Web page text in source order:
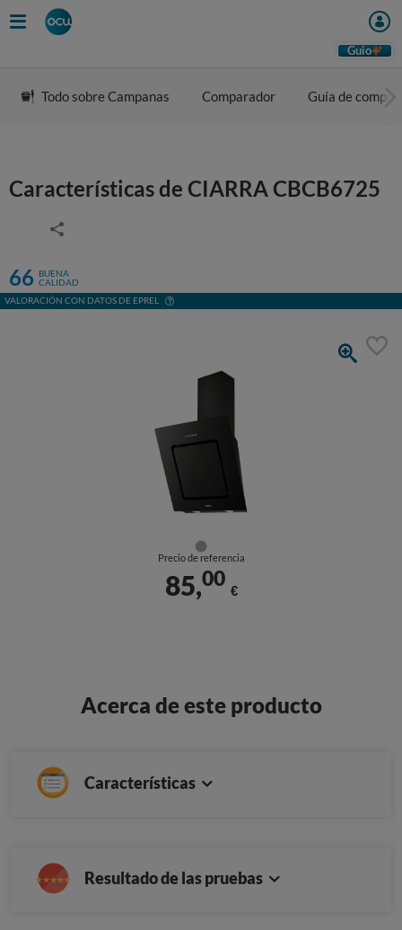
Guio
Todo sobre Campanas Comparador Guía de compra
Características de CIARRA CBCB6725
66 BUENA
CALIDAD
VALORACIÓN CON DATOS DE EPREL
Precio de referencia
85,00
€
Acerca de este producto
Características
Resultado de las pruebas